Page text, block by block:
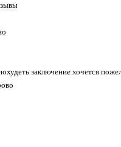
заключение хочется